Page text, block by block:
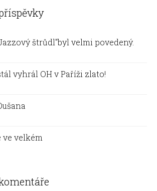
štrůdl"byl velmi povedený.
vyhrál OH v Paříži zlato!
velkém